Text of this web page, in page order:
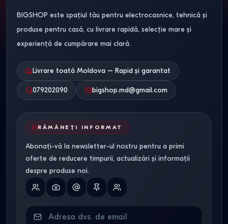
BIGSHOP este spațiul tău pentru electrocasnice, tehnică și
produse pentru casă, cu livrare rapidă, selecție mare și
experiență de cumpărare mai clară.
Livrare toată Moldova – Rapid și garantat
079202090 bigshop.md@gmail.com
RĂMÂNEȚI INFORMAT
Abonați-vă la newsletter-ul nostru pentru a primi
oferte de reducere timpurii, actualizări și informații
despre produse noi.